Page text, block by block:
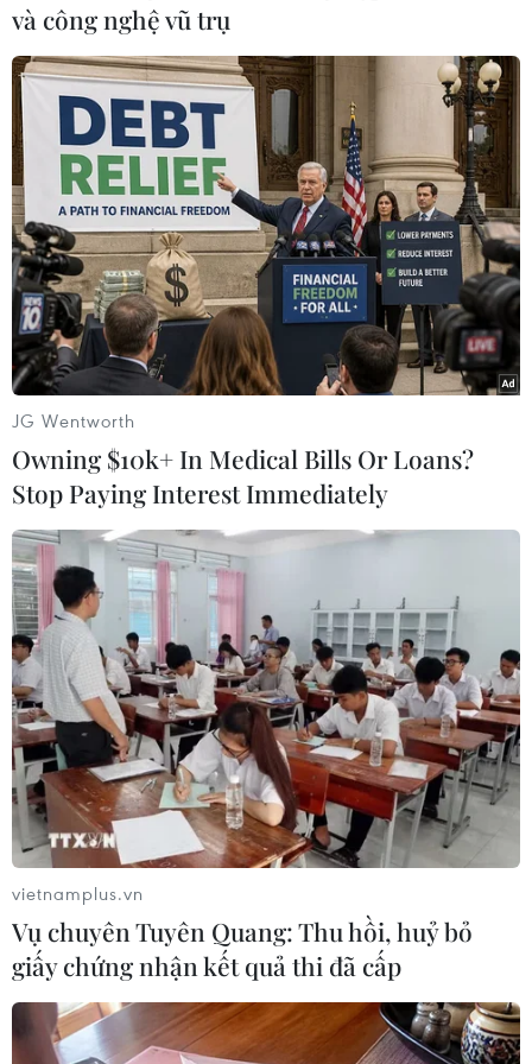
toàn thể của Hội đồng Liên bang,
bang Nga sẽ là ngày 17/3/2024.
(TTXVN/Vietnam+)
#bầu cử tổng thống Nga
Theo dõi VietnamPlus
Bầu cử Tổng thống Nga
Nga: Tổng thống tái đắc cử Putin nêu ưu tiên
trong nhiệm kỳ mới
Bầu cử Nga: Ông Vladimir Putin
đắc cử Tổng thống lần thứ 5
Nước Nga bước vào cuộc bầu
và công nghệ vũ trụ
JG Wentworth
Owning $10k+ In Medical Bills Or Loans?
Stop Paying Interest Immediately
vietnamplus.vn
Vụ chuyên Tuyên Quang: Thu hồi, huỷ bỏ
giấy chứng nhận kết quả thi đã cấp